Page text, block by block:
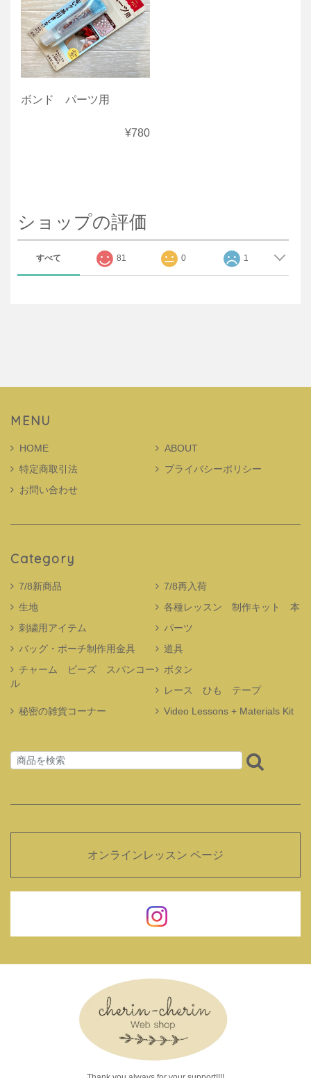
ボンド パーツ用
¥780
ショップの評価
すべて 81 0 1
MENU
HOME
ABOUT
特定商取引法
プライバシーポリシー
お問い合わせ
Category
7/8新商品
7/8再入荷
生地
各種レッスン 制作キット 本
刺繍用アイテム
パーツ
バッグ・ポーチ制作用金具
道具
チャーム ビーズ スパンコー
ル
ボタン
レース ひも テープ
秘密の雑貨コーナー
Video Lessons + Materials Kit
オンラインレッスン ページ